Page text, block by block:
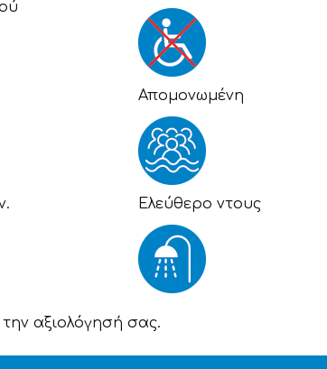
Απομονωμένη
Eλεύθερο ντους
αξιολόγησή σας.